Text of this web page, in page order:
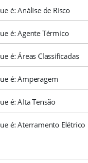
é: Análise de Risco
é: Agente Térmico
é: Áreas Classificadas
é: Amperagem
é: Alta Tensão
é: Aterramento Elétrico